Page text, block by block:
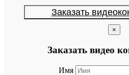
Заказать
×
Заказать видео
Имя